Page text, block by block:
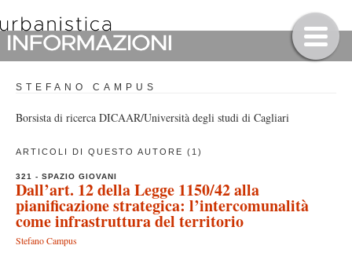
STEFANO CAMPUS
Borsista di ricerca DICAAR/Università degli studi di Cagliari
ARTICOLI DI QUESTO AUTORE (1)
321 - SPAZIO GIOVANI
Dall’art. 12 della Legge 1150/42 alla
pianificazione strategica: l’intercomunalità
come infrastruttura del territorio
Stefano Campus